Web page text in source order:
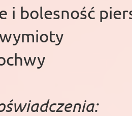
i bolesność